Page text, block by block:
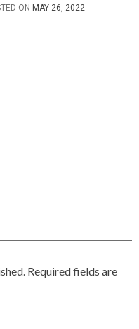
ONMAY 26, 2022
Required fields are